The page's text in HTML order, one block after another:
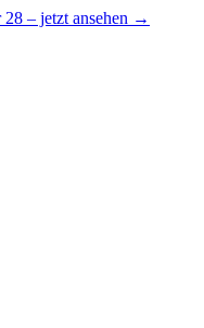
– jetzt ansehen →